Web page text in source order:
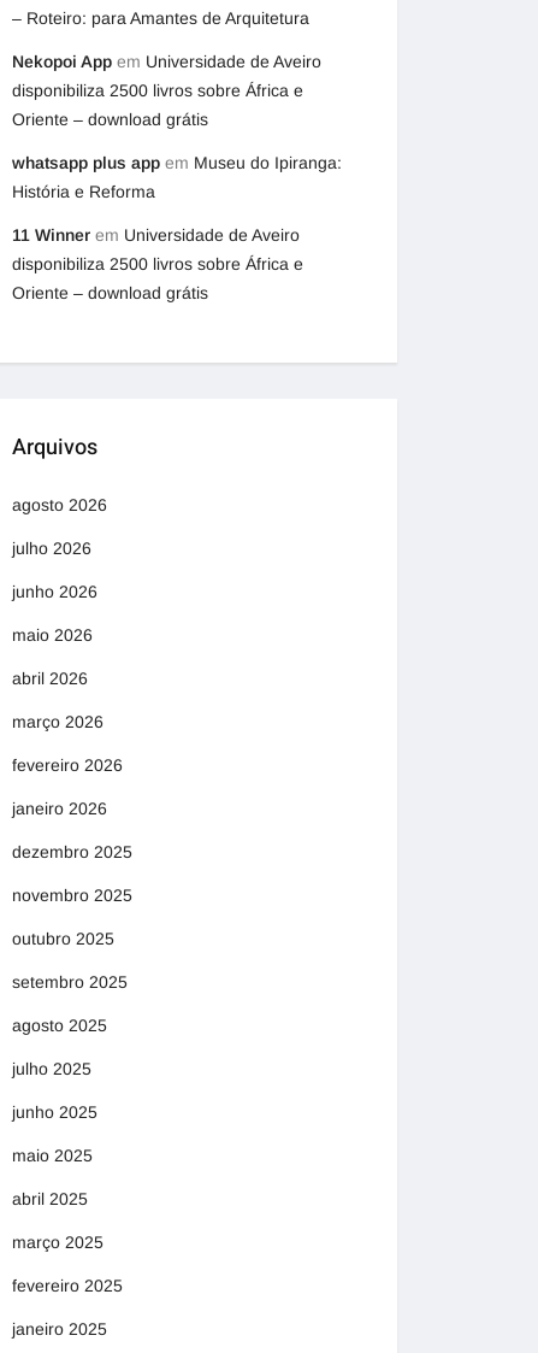
– Roteiro: para Amantes de Arquitetura
Nekopoi App em Universidade de Aveiro
disponibiliza 2500 livros sobre África e
Oriente – download grátis
whatsapp plus app em Museu do Ipiranga:
História e Reforma
11 Winner em Universidade de Aveiro
disponibiliza 2500 livros sobre África e
Oriente – download grátis
Arquivos
agosto 2026
julho 2026
junho 2026
maio 2026
abril 2026
março 2026
fevereiro 2026
janeiro 2026
dezembro 2025
novembro 2025
outubro 2025
setembro 2025
agosto 2025
julho 2025
junho 2025
maio 2025
abril 2025
março 2025
fevereiro 2025
janeiro 2025